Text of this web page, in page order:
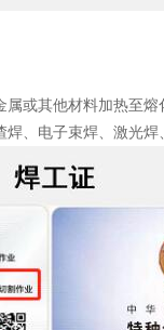
或其他材料加热至
、电子束焊、激光